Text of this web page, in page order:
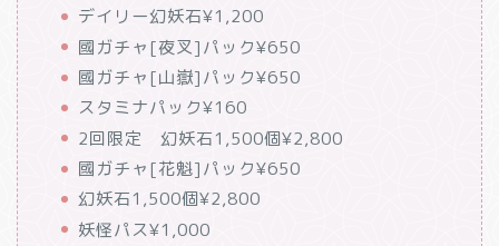
デイリー幻妖石¥1,200
國ガチャ[夜叉]パック¥650
國ガチャ[山嶽]パック¥650
スタミナパック¥160
2回限定 幻妖石1,500個¥2,800
國ガチャ[花魁]パック¥650
幻妖石1,500個¥2,800
妖怪パス¥1,000